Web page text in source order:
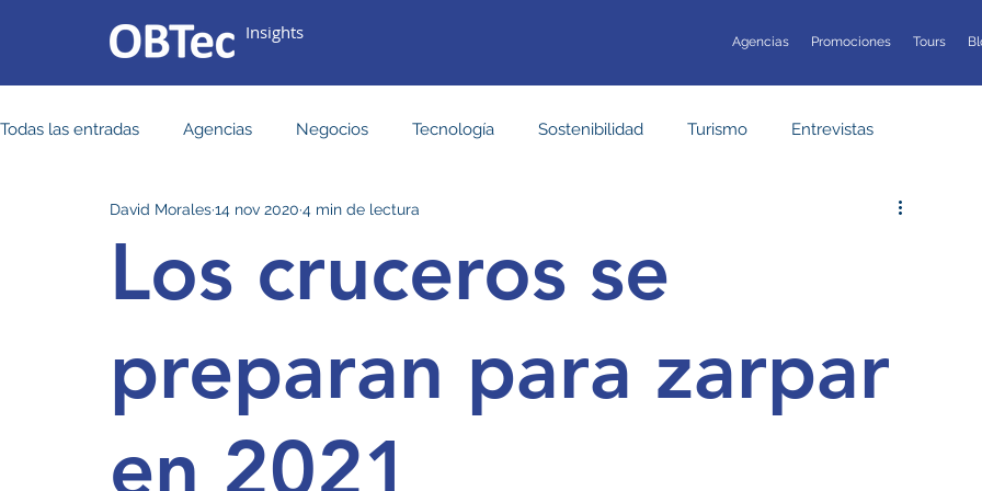
Insights Agencias Promociones Tours
Todas las entradas Agencias Negocios Tecnología Sostenibilidad Turismo Entrevistas
Los cruceros se
preparan para zarpar
en 2021
David Morales14 nov 2020 4 min de lectura